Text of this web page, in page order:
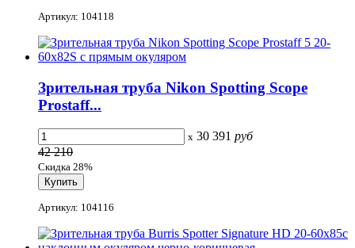
Артикул: 104118
Зрительная труба Nikon Spotting Scope
Prostaff...
x 30 391 руб
42 210
Скидка 28%
Артикул: 104116